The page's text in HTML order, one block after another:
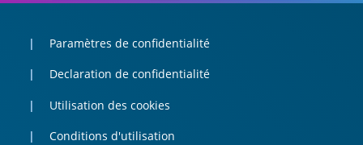
Paramètres de confidentialité
Declaration de confidentialité
Utilisation des cookies
Conditions d'utilisation